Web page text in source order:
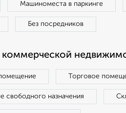
Машиноместа в паркинге
Без посредников
Торговое
свободного назначения